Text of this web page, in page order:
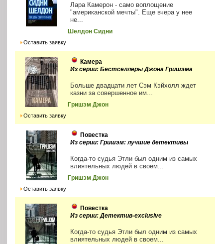
Лара Камерон - само воплощение
"американской мечты". Еще вчера у нее
не...
Шелдон Сидни
Оставить заявку
Камера
Из серии: Бестселлеры Джона Гришэма
Больше двадцати лет Сэм Кэйхолл ждет
казни за совершенное им...
Гришэм Джон
Оставить заявку
Повестка
Из серии: Гришэм: лучшие детективы
Когда-то судья Этли был одним из самых
влиятельных людей в своем...
Гришэм Джон
Оставить заявку
Повестка
Из серии: Детектив-exclusive
Когда-то судья Этли был одним из самых
влиятельных людей в своем...